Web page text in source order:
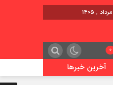
0
آخرین خبرها